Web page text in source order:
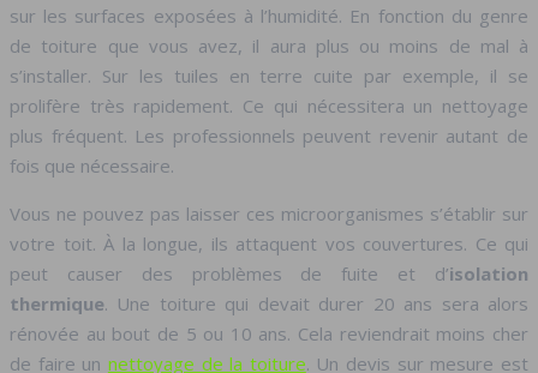
sur les surfaces exposées à l’humidité. En fonction du genre
de toiture que vous avez, il aura plus ou moins de mal à
s’installer. Sur les tuiles en terre cuite par exemple, il se
prolifère très rapidement. Ce qui nécessitera un nettoyage
plus fréquent. Les professionnels peuvent revenir autant de
fois que nécessaire.
Vous ne pouvez pas laisser ces microorganismes s’établir sur
votre toit. À la longue, ils attaquent vos couvertures. Ce qui
peut causer des problèmes de fuite et d’isolation
thermique. Une toiture qui devait durer 20 ans sera alors
rénovée au bout de 5 ou 10 ans. Cela reviendrait moins cher
de faire un nettoyage de la toiture. Un devis sur mesure est